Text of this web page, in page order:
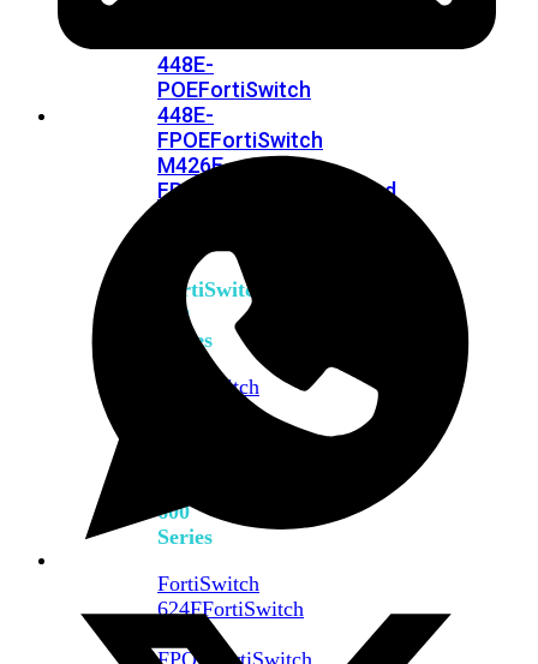
448E-
POEFortiSwitch
448E-
FPOEFortiSwitch
M426E-
FPOE
FortiSwitchRugged
FortiSwitch
500
Series
FortiSwitch
600
Series
FortiSwitch
624FFortiSwitch
FPOE
FortiSwitch